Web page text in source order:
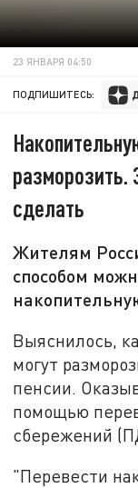
23 ЯНВАРЯ 04:50
ПОДПИШИТЕСЬ:
разморозить.
сделать
Жителям
способом
Выяснилось,
могут
пенсии.
помощью
сбережений
"Перевести